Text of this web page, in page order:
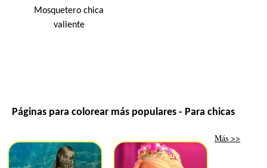
Mosquetero chica
valiente
Páginas para colorear más populares - Para chicas
Más >>